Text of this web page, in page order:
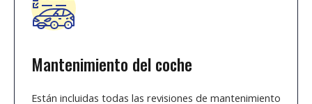
Mantenimiento del coche
Están incluidas todas las revisiones de mantenimiento